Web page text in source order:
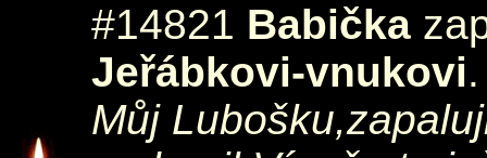
#14821 Babička
Jeřábkovi-vnukovi.
Můj